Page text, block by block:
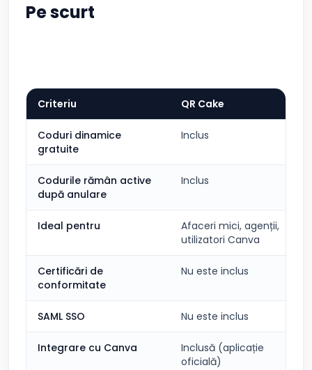
Pe scurt
Criteriu QR Cake
Coduri dinamice
gratuite
Inclus
Codurile rămân active
după anulare
Inclus
Ideal pentru
Afaceri mici, agenții,
utilizatori Canva
Certificări de
conformitate
Nu este inclus
SAML SSO Nu este inclus
Integrare cu Canva
Inclusă (aplicație
oficială)